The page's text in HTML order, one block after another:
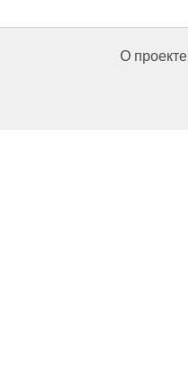
О проекте